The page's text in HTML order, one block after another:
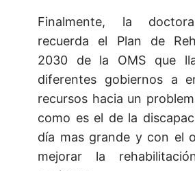
Finalmente, la
recuerda el Plan de
2030 de la OMS que
diferentes gobiernos a
recursos hacia un
como es el de la
día mas grande y con el
mejorar la